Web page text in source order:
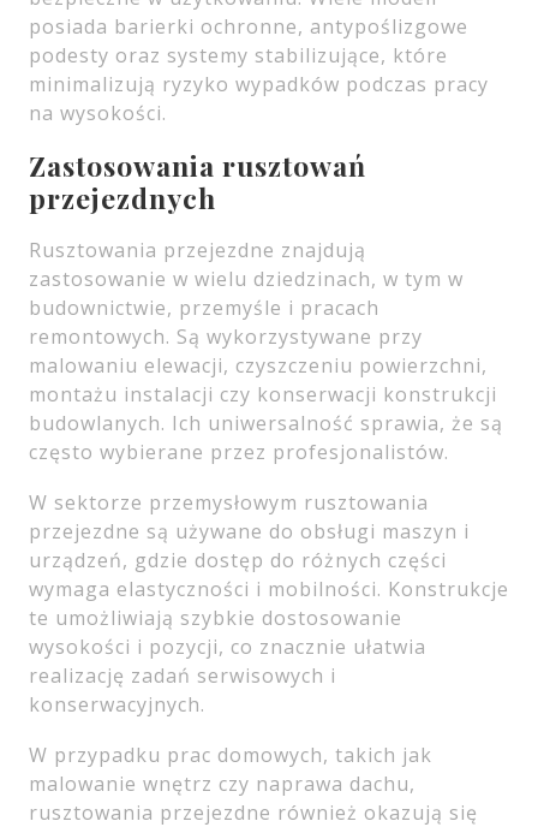
posiada barierki ochronne, antypoślizgowe
podesty oraz systemy stabilizujące, które
minimalizują ryzyko wypadków podczas pracy
na wysokości.
Zastosowania rusztowań
przejezdnych
Rusztowania przejezdne znajdują
zastosowanie w wielu dziedzinach, w tym w
budownictwie, przemyśle i pracach
remontowych. Są wykorzystywane przy
malowaniu elewacji, czyszczeniu powierzchni,
montażu instalacji czy konserwacji konstrukcji
budowlanych. Ich uniwersalność sprawia, że są
często wybierane przez profesjonalistów.
W sektorze przemysłowym rusztowania
przejezdne są używane do obsługi maszyn i
urządzeń, gdzie dostęp do różnych części
wymaga elastyczności i mobilności. Konstrukcje
te umożliwiają szybkie dostosowanie
wysokości i pozycji, co znacznie ułatwia
realizację zadań serwisowych i
konserwacyjnych.
W przypadku prac domowych, takich jak
malowanie wnętrz czy naprawa dachu,
rusztowania przejezdne również okazują się